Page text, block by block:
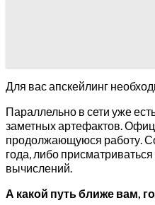
Для вас апскейлинг
Параллельно в сети уже
заметных артефактов.
продолжающуюся работу.
года, либо
вычислений.
А какой путь ближе вам,